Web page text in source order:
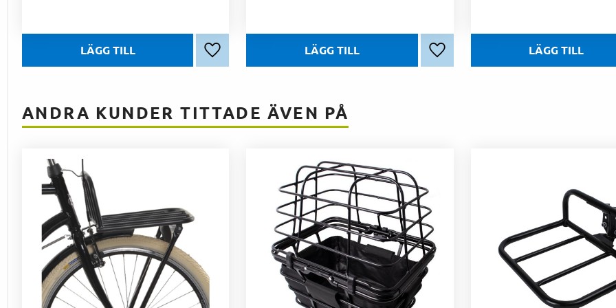
Lägg till i favoriter Lägg till i favoriter
ANDRA KUNDER TITTADE ÄVEN PÅ